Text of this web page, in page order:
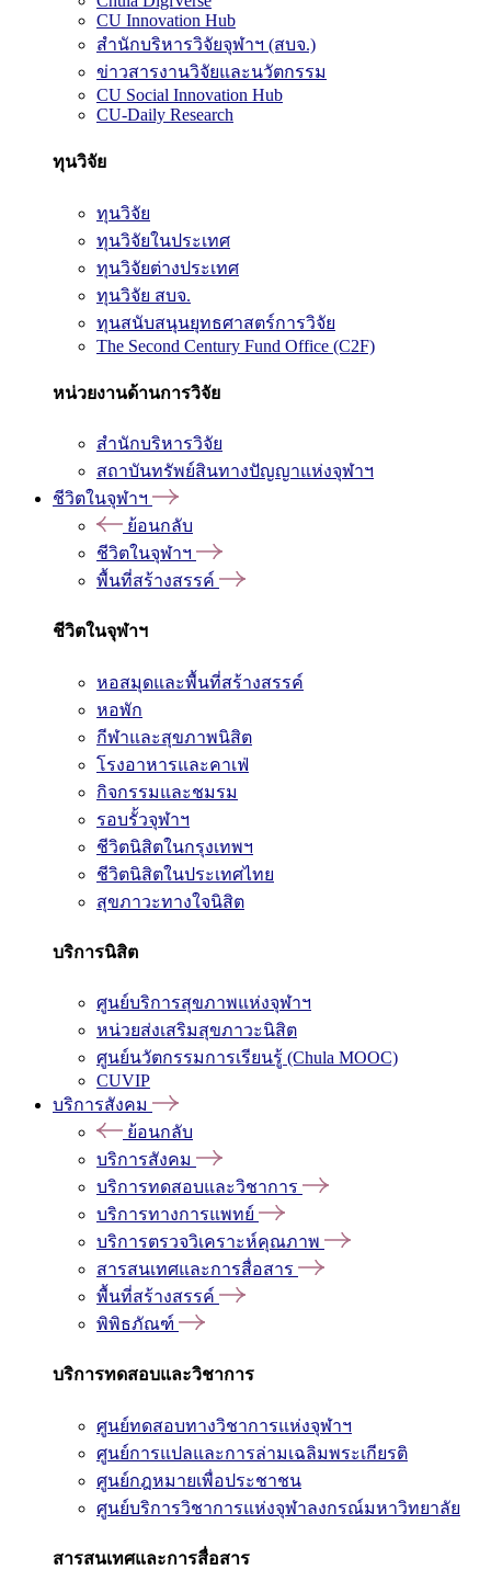
CU Innovation Hub
สำนักบริหารวิจัยจุฬาฯ (สบจ.)
ข่าวสารงานวิจัยและนวัตกรรม
CU Social Innovation Hub
CU-Daily Research
ทุนวิจัย
ทุนวิจัย
ทุนวิจัยในประเทศ
ทุนวิจัยต่างประเทศ
ทุนวิจัย สบจ.
ทุนสนับสนุนยุทธศาสตร์การวิจัย
The Second Century Fund Office (C2F)
หน่วยงานด้านการวิจัย
สำนักบริหารวิจัย
สถาบันทรัพย์สินทางปัญญาแห่งจุฬาฯ
ชีวิตในจุฬาฯ
ย้อนกลับ
ชีวิตในจุฬาฯ
พื้นที่สร้างสรรค์
ชีวิตในจุฬาฯ
หอสมุดและพื้นที่สร้างสรรค์
หอพัก
กีฬาและสุขภาพนิสิต
โรงอาหารและคาเฟ่
กิจกรรมและชมรม
รอบรั้วจุฬาฯ
ชีวิตนิสิตในกรุงเทพฯ
ชีวิตนิสิตในประเทศไทย
สุขภาวะทางใจนิสิต
บริการนิสิต
ศูนย์บริการสุขภาพแห่งจุฬาฯ
หน่วยส่งเสริมสุขภาวะนิสิต
ศูนย์นวัตกรรมการเรียนรู้ (Chula MOOC)
CUVIP
บริการสังคม
ย้อนกลับ
บริการสังคม
บริการทดสอบและวิชาการ
บริการทางการแพทย์
บริการตรวจวิเคราะห์คุณภาพ
สารสนเทศและการสื่อสาร
พื้นที่สร้างสรรค์
พิพิธภัณฑ์
บริการทดสอบและวิชาการ
ศูนย์ทดสอบทางวิชาการแห่งจุฬาฯ
ศูนย์การแปลและการล่ามเฉลิมพระเกียรติ
ศูนย์กฎหมายเพื่อประชาชน
ศูนย์บริการวิชาการแห่งจุฬาลงกรณ์มหาวิทยาลัย
สารสนเทศและการสื่อสาร